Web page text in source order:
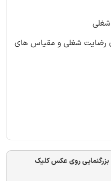
رضایت شغلی و مقیاس های
بزرگنمایی روی عکس کلیک